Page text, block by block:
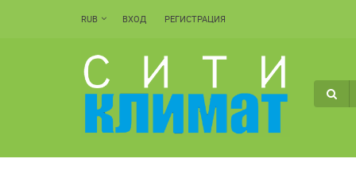
RUB ВХОД РЕГИСТРАЦИЯ